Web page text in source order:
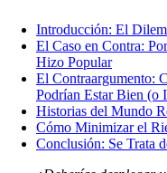
Introducción: El
El Caso en Contra:
Hizo Popular
El Contraargumento:
Podrían Estar Bien (o
Historias del Mundo
Cómo Minimizar el
Conclusión: Se Trata